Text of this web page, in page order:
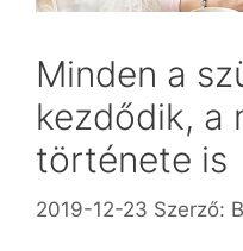
Minden a
kezdődik, a
története is
2019-12-23 Szerző: